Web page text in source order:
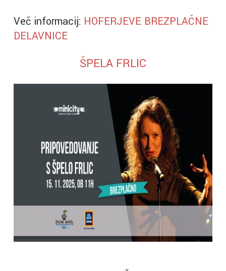
Več informacij: HOFERJEVE BREZPLAČNE
DELAVNICE
ŠPELA FRLIC